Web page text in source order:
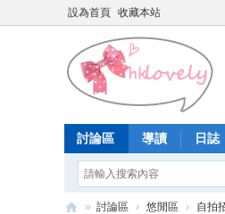
設為首頁 收藏本站
討論區 導讀 日誌
» 討論區 › 悠閒區 › 自拍